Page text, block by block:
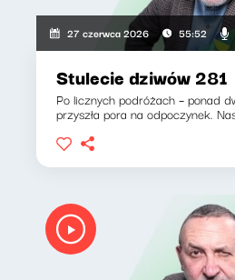
27 czerwca 2026 55:52
Stulecie dziwów 281
Po licznych podróżach – ponad
przyszła pora na odpoczynek.